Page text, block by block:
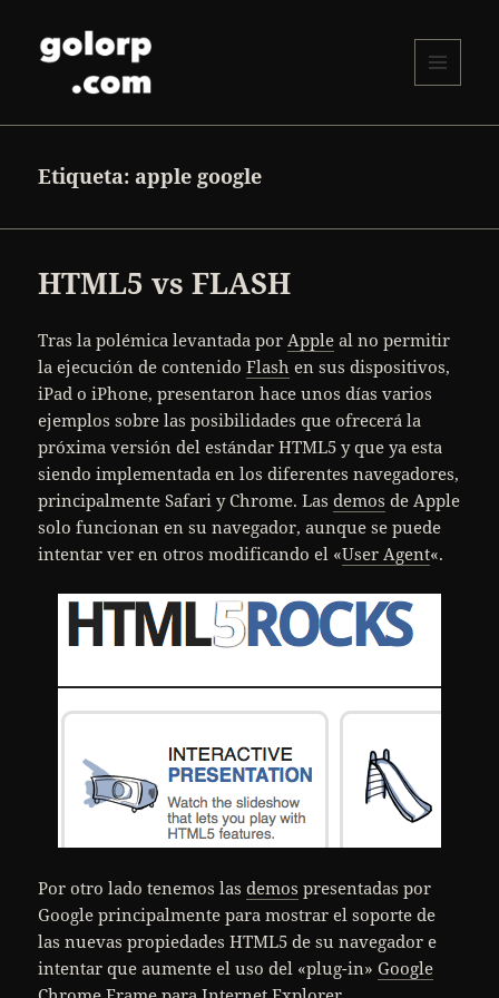
WIDGETS
Etiqueta: apple google
HTML5 vs FLASH
Tras la polémica levantada porApple al no permitir
la ejecución de contenidoFlash en sus dispositivos,
iPad o iPhone, presentaron hace unos días varios
ejemplos sobre las posibilidades que ofrecerá la
próxima versión del estándar HTML5 y que ya esta
siendo implementada en los diferentes navegadores,
principalmente Safari y Chrome. Lasdemos de Apple
solo funcionan en su navegador, aunque se puede
intentar ver en otros modificando el «User Agent«.
Por otro lado tenemos lasdemos presentadas por
Google principalmente para mostrar el soporte de
las nuevas propiedades HTML5 de su navegador e
intentar que aumente el uso del «plug-in»Google